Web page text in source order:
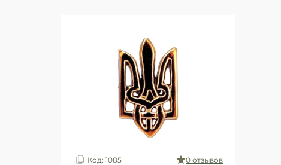
Код: 1085 0 отзывов